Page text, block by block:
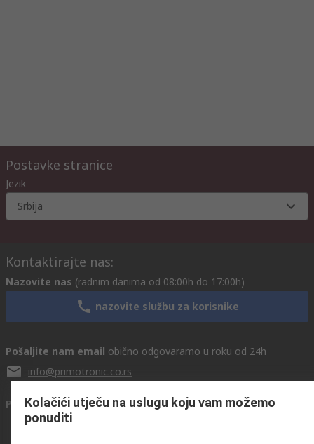
Postavke stranice
Jezik
Srbija
Kontaktirajte nas:
Nazovite nas (radnim danima od 08:00h do 17:00h)
nazovite službu za korisnike
Pošaljite nam email obično odgovaramo u roku od 24h
info@primotronic.co.rs
Povežite se s nama
Kolačići utječu na uslugu koju vam možemo
ponuditi